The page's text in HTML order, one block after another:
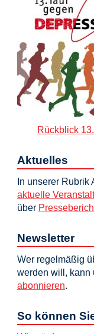
Rückblick
Aktuelles
In unserer
aktuelle
über
Newsletter
Wer regelmäßig
werden will, kann
abonnieren.
So können